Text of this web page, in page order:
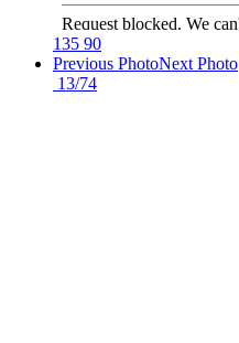
135 90
Previous PhotoNext Photo
13/74